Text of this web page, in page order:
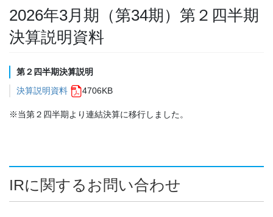
2026年3月期（第34期）第２四半期
決算説明資料
第２四半期決算説明
決算説明資料
4706KB
※当第２四半期より連結決算に移行しました。
IRに関するお問い合わせ